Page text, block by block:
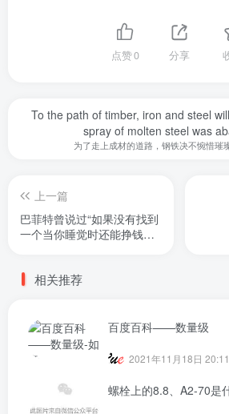
点赞0 分享
To the path of timber, iron and steel
spray of molten steel was
为了走上成材的道路，钢铁决不惋惜璀
上一篇
巴菲特曾说过“如果没有找到
一个当你睡觉时还能挣钱的
相关推荐
百度百科——数量级
2021年11月18日 20:11
螺栓上的8.8、A2-70是